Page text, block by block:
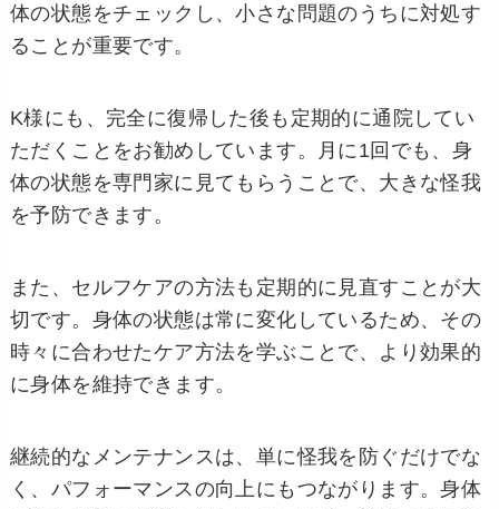
体の状態をチェックし、小さな問題のうちに対処す
ることが重要です。
K様にも、完全に復帰した後も定期的に通院してい
ただくことをお勧めしています。月に1回でも、身
体の状態を専門家に見てもらうことで、大きな怪我
を予防できます。
また、セルフケアの方法も定期的に見直すことが大
切です。身体の状態は常に変化しているため、その
時々に合わせたケア方法を学ぶことで、より効果的
に身体を維持できます。
継続的なメンテナンスは、単に怪我を防ぐだけでな
く、パフォーマンスの向上にもつながります。身体